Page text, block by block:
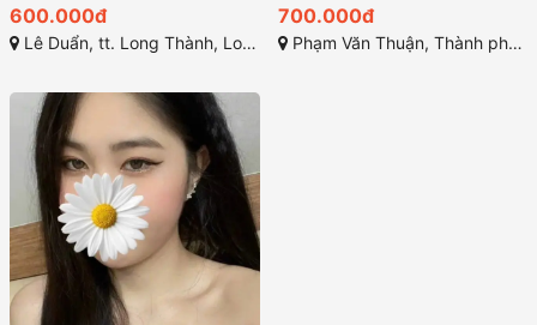
600.000đ
Lê Duẩn, tt. Long Thành, Long Thành, Đồng Nai
700.000đ
Phạm Văn Thuận, Thành phố Biên Hòa, Đồng Nai